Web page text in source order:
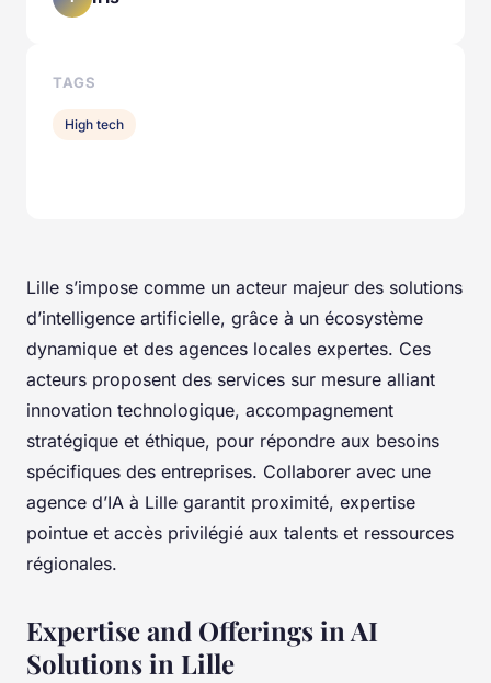
Lille s’impose comme un acteur majeur des solutions
d’intelligence artificielle, grâce à un écosystème
dynamique et des agences locales expertes. Ces
acteurs proposent des services sur mesure alliant
innovation technologique, accompagnement
stratégique et éthique, pour répondre aux besoins
spécifiques des entreprises. Collaborer avec une
agence d’IA à Lille garantit proximité, expertise
pointue et accès privilégié aux talents et ressources
régionales.
Expertise and Offerings in AI
Solutions in Lille
TAGS
High tech